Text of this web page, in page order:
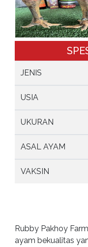
JENIS
USIA
UKURAN
ASAL AYAM
VAKSIN
Rubby Pakhoy
ayam bekualitas